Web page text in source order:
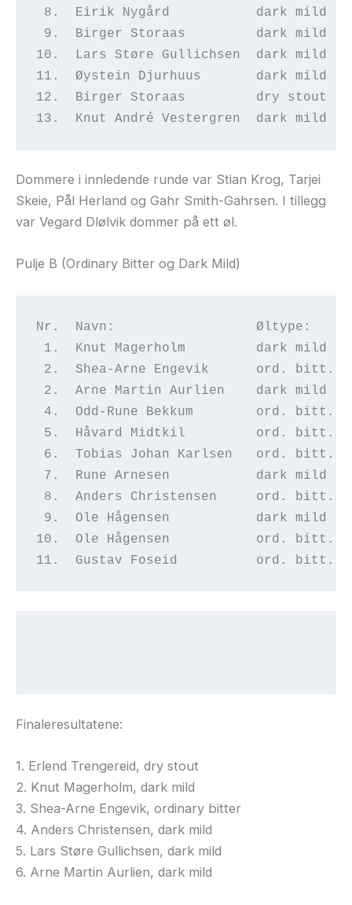
8.  Eirik Nygård           dark mild
9.  Birger Storaas         dark mild
10.  Lars Støre Gullichsen  dark mild  51
11.  Øystein Djurhuus       dark mild
12.  Birger Storaas         dry stout  44
13.  Knut André Vestergren  dark mild
Dommere i innledende runde var Stian Krog, Tarjei
Skeie, Pål Herland og Gahr Smith-Gahrsen. I tillegg
var Vegard Dlølvik dommer på ett øl.
Pulje B (Ordinary Bitter og Dark Mild)
Nr.  Navn:                  Øltype:
1.  Knut Magerholm         dark mild  81
2.  Shea-Arne Engevik      ord. bitt. 77
2.  Arne Martin Aurlien    dark mild  77
4.  Odd-Rune Bekkum        ord. bitt.
5.  Håvard Midtkil         ord. bitt. 64
6.  Tobias Johan Karlsen   ord. bitt. 61
7.  Rune Arnesen           dark mild
8.  Anders Christensen     ord. bitt. 46
9.  Ole Hågensen           dark mild
10.  Ole Hågensen           ord. bitt.
11.  Gustav Foseid          ord. bitt. 36
Finaleresultatene:
1. Erlend Trengereid, dry stout
2. Knut Magerholm, dark mild
3. Shea-Arne Engevik, ordinary bitter
4. Anders Christensen, dark mild
5. Lars Støre Gullichsen, dark mild
6. Arne Martin Aurlien, dark mild